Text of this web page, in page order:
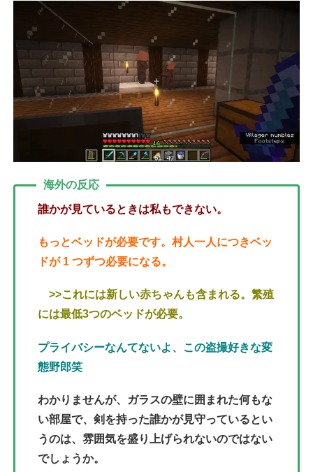
海外の反応
誰かが見ているときは私もできない。
もっとベッドが必要です。村人一人につきベッ
ドが 1 つずつ必要になる。
>>これには新しい赤ちゃんも含まれる。繁殖
には最低3つのベッドが必要。
プライバシーなんてないよ、この盗撮好きな変
態野郎笑
わかりませんが、ガラスの壁に囲まれた何もな
い部屋で、剣を持った誰かが見守っているとい
うのは、雰囲気を盛り上げられないのではない
でしょうか。